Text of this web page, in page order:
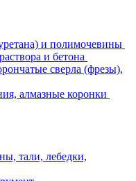
и полимочевины
и бетона
сверла (фрезы),
алмазные коронки
тали, лебедки,